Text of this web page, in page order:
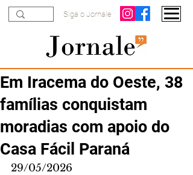
Siga o Jornale
Em Iracema do Oeste, 38
famílias conquistam
moradias com apoio do
Casa Fácil Paraná
29/05/2026